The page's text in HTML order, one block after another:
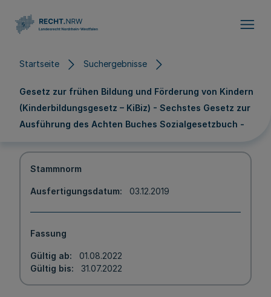
Startseite Suchergebnisse
Gesetz zur frühen Bildung und Förderung von Kindern
(Kinderbildungsgesetz – KiBiz) - Sechstes Gesetz zur
Ausführung des Achten Buches Sozialgesetzbuch -
Stammnorm
Ausfertigungsdatum 03.12.2019
Fassung
Gültig ab
01.08.2022
Gültig bis
31.07.2022